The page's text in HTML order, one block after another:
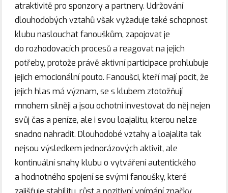
atraktivitě pro sponzory a partnery. Udržování
dlouhodobých vztahů však vyžaduje také schopnost
klubu naslouchat fanouškům, zapojovat je
do rozhodovacích procesů a reagovat na jejich
potřeby, protože právě aktivní participace prohlubuje
jejich emocionální pouto. Fanoušci, kteří mají pocit, že
jejich hlas má význam, se s klubem ztotožňují
mnohem silněji a jsou ochotni investovat do něj nejen
svůj čas a peníze, ale i svou loajalitu, kterou nelze
snadno nahradit. Dlouhodobé vztahy a loajalita tak
nejsou výsledkem jednorázových aktivit, ale
kontinuální snahy klubu o vytváření autentického
a hodnotného spojení se svými fanoušky, které